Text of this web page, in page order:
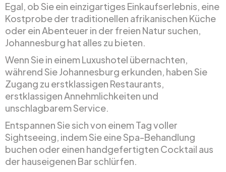
Egal, ob Sie ein einzigartiges Einkaufserlebnis, eine
Kostprobe der traditionellen afrikanischen Küche
oder ein Abenteuer in der freien Natur suchen,
Johannesburg hat alles zu bieten.
Wenn Sie in einem Luxushotel übernachten,
während Sie Johannesburg erkunden, haben Sie
Zugang zu erstklassigen Restaurants,
erstklassigen Annehmlichkeiten und
unschlagbarem Service.
Entspannen Sie sich von einem Tag voller
Sightseeing, indem Sie eine Spa-Behandlung
buchen oder einen handgefertigten Cocktail aus
der hauseigenen Bar schlürfen.